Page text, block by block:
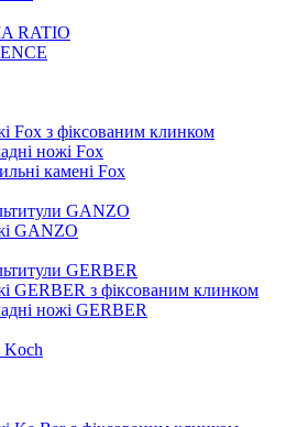
RATIO
Fox з фіксованим клинком
ножі Fox
камені Fox
GANZO
GANZO
GERBER
GERBER з фіксованим клинком
ножі GERBER
Koch